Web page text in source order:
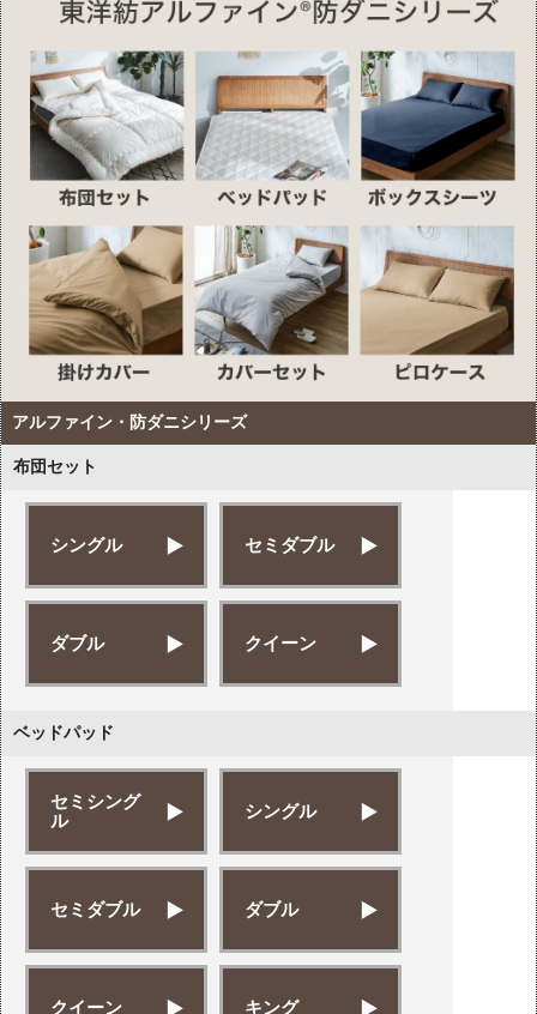
アルファイン・防ダニシリーズ
布団セット
シングル セミダブル
ダブル クイーン
ベッドパッド
セミシング
ル
シングル
セミダブル ダブル
クイーン キング